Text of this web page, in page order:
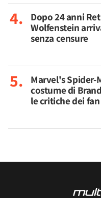
Dopo 24 anni
Wolfenstein
senza censure
Marvel's Spider-
costume di
le critiche dei fan